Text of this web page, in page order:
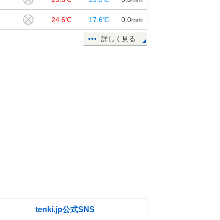
24.6℃ 17.6℃ 0.0mm
詳しく見る
tenki.jp公式SNS